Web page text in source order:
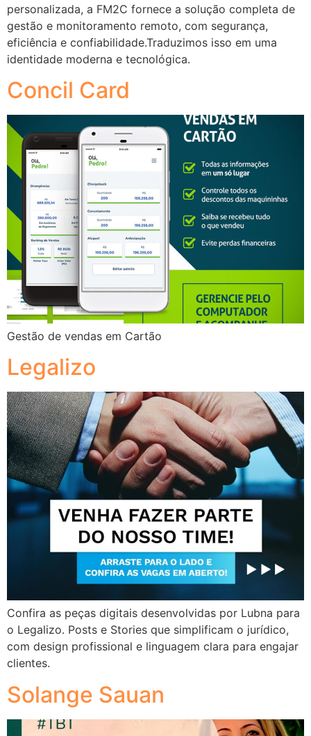
personalizada, a FM2C fornece a solução completa de
gestão e monitoramento remoto, com segurança,
eficiência e confiabilidade.Traduzimos isso em uma
identidade moderna e tecnológica.
Concil Card
Gestão de vendas em Cartão
Legalizo
Confira as peças digitais desenvolvidas por Lubna para
o Legalizo. Posts e Stories que simplificam o jurídico,
com design profissional e linguagem clara para engajar
clientes.
Solange Sauan